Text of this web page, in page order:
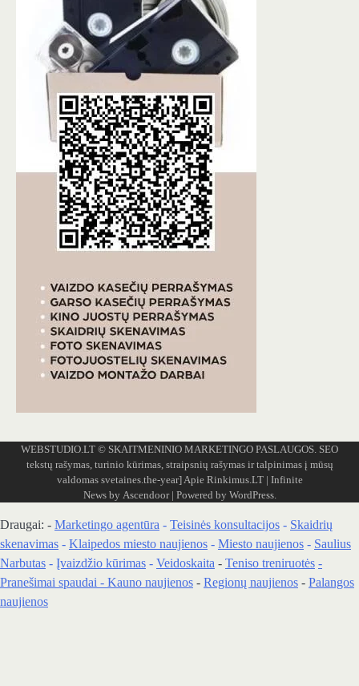
WEBSTUDIO.LT © SKAITMENINIO MARKETINGO PASLAUGOS. SEO
tekstų rašymas, turinio kūrimas, straipsnių rašymas ir talpinimas į mūsų
valdomas svetaines.the-year] Apie Rinkimus.LT| Infinite
News by Ascendoor| Powered by WordPress.
Draugai: - Marketingo agentūra - Teisinės konsultacijos - Skaidrių
skenavimas - Klaipedos miesto naujienos - Miesto naujienos - Saulius
Narbutas - Įvaizdžio kūrimas - Veidoskaita - Teniso treniruotės -
Pranešimai spaudai - Kauno naujienos - Regionų naujienos - Palangos
naujienos